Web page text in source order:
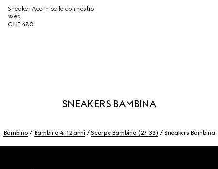
Sneaker Ace in pelle con nastro
Web
CHF 480
SNEAKERS BAMBINA
Bambino Bambina 4-12 anni Scarpe Bambina (27-33) Sneakers Bambina